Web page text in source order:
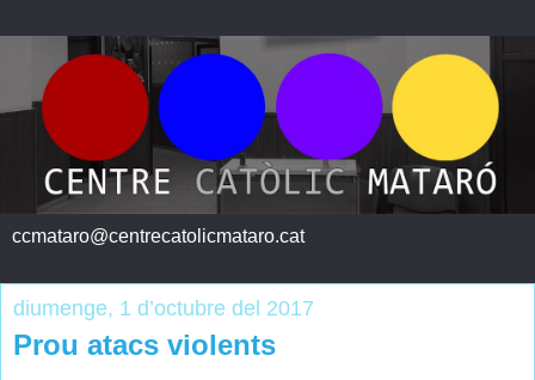
ccmataro@centrecatolicmataro.cat
diumenge, 1 d’octubre del 2017
Prou atacs violents